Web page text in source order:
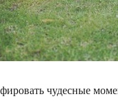
чудесные